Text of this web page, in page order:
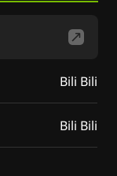
Bili Bili
Bili Bili